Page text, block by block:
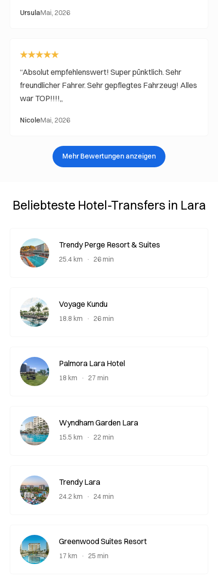
UrsulaMai, 2026
Absolut empfehlenswert! Super pünktlich. Sehr
freundlicher Fahrer. Sehr gepflegtes Fahrzeug! Alles
war TOP!!!!
NicoleMai, 2026
Mehr Bewertungen anzeigen
Beliebteste Hotel-Transfers in Lara
Trendy Perge Resort & Suites
25.4 km 26 min
Voyage Kundu
18.8 km 26 min
Palmora Lara Hotel
18 km 27 min
Wyndham Garden Lara
15.5 km 22 min
Trendy Lara
24.2 km 24 min
Greenwood Suites Resort
17 km 25 min